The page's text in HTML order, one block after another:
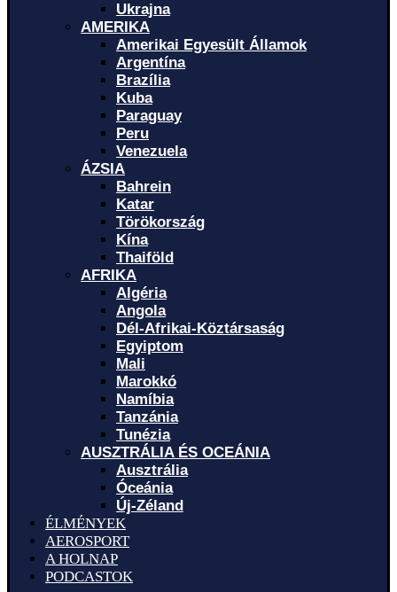
Ukrajna
AMERIKA
Amerikai Egyesült Államok
Argentína
Brazília
Kuba
Paraguay
Peru
Venezuela
ÁZSIA
Bahrein
Katar
Törökország
Kína
Thaiföld
AFRIKA
Algéria
Angola
Dél-Afrikai-Köztársaság
Egyiptom
Mali
Marokkó
Namíbia
Tanzánia
Tunézia
AUSZTRÁLIA ÉS OCEÁNIA
Ausztrália
Óceánia
Új-Zéland
ÉLMÉNYEK
AEROSPORT
A HOLNAP
PODCASTOK